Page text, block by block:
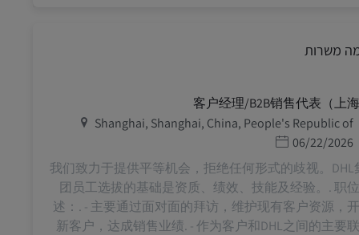
משרות
客户经理/B2B销售代表（上
מיקום
Shanghai, Shanghai, China, People's Republic of
תאריך פרסום
06/22/2026
*我们致力于提供平等机会，拒绝任何形式的歧视。DHL
团员工选拔的基础是资质、绩效、技能及经验。. 职
述：. - 主要通过面对面的拜访，维护现有客户资源，
新客户，达成销售业绩. - 作为客户和DHL之间的主要